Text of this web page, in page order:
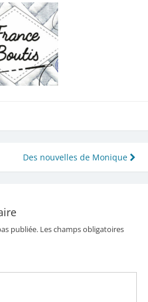
Des nouvelles de Monique
publiée. Les champs obligatoires